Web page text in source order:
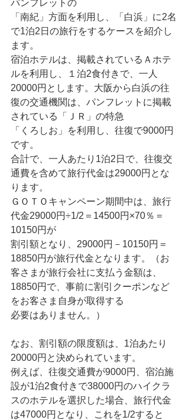
パンフレットの
「南紀」方面を利用し、「白浜」に2名
で1泊2日の旅行をするケースを紹介し
ます。
宿泊ホテルは、掲載されているＡホテ
ルを利用し、１泊2食付きで、一人
20000円とします。大阪から白浜の往
復の交通機関は、パンフレットに掲載
されている「ＪＲ」の特急
「くろしお」を利用し、往復で9000円
です。
合計で、一人あたり1泊2日で、往復交
通費を含めて旅行代金は29000円とな
ります。
ＧＯＴＯキャンペーン期間中は、旅行
代金29000円÷1/2＝14500円×70％＝
10150円が
割引額となり、29000円－10150円＝
18850円が旅行代金となります。（お
客さまが旅行会社に支払う金額は、
18850円で、事前に割引クーポンなど
をお客さま自身が取得する
必要はありません。）
なお、割引額の限度額は、1泊あたり
20000円と決められています。
例えば、往復交通費が9000円、宿泊施
設が1泊2食付きで38000円のハイクラ
スのホテルを選択した場合、旅行代金
は47000円となり、これを1/2すると